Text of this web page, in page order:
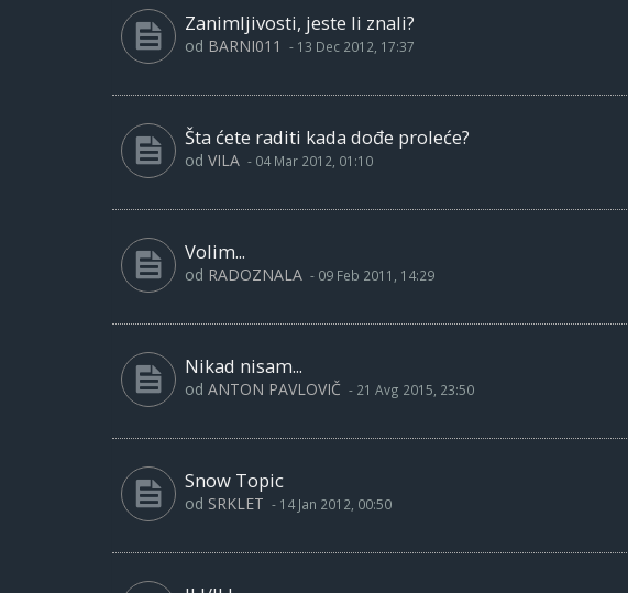
Zanimljivosti, jeste li znali?
od BARNI011 - 13 Dec 2012, 17:37
Šta ćete raditi kada dođe proleće?
od VILA - 04 Mar 2012, 01:10
Volim...
od RADOZNALA - 09 Feb 2011, 14:29
Nikad nisam...
od ANTON PAVLOVIČ - 21 Avg 2015, 23:50
Snow Topic
od SRKLET - 14 Jan 2012, 00:50